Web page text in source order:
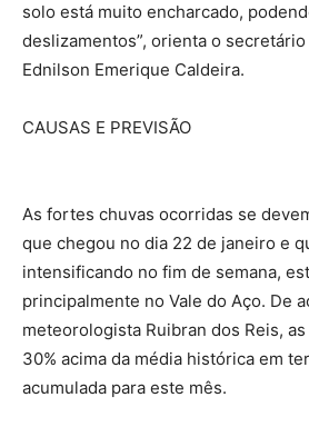
solo está muito encharcado,
deslizamentos”, orienta o
Ednilson Emerique Caldeira.
CAUSAS E PREVISÃO
As fortes chuvas ocorridas se
que chegou no dia 22 de janeiro e
intensificando no fim de semana,
principalmente no Vale do Aço. De
meteorologista Ruibran dos Reis,
30% acima da média histórica em
acumulada para este mês.